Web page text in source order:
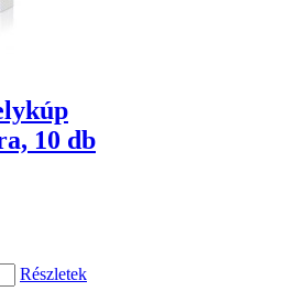
10 db
Részletek